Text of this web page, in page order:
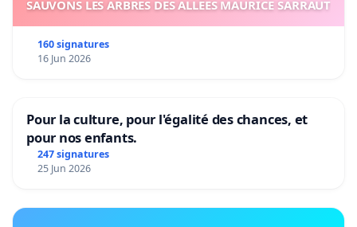
SAUVONS LES ARBRES DES ALLÉES MAURICE SARRAUT
160 signatures
16 Jun 2026
Pour la culture, pour l'égalité des chances, et
pour nos enfants.
247 signatures
25 Jun 2026